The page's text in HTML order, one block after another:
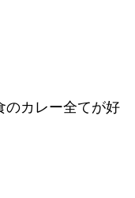
のカレー全てが好